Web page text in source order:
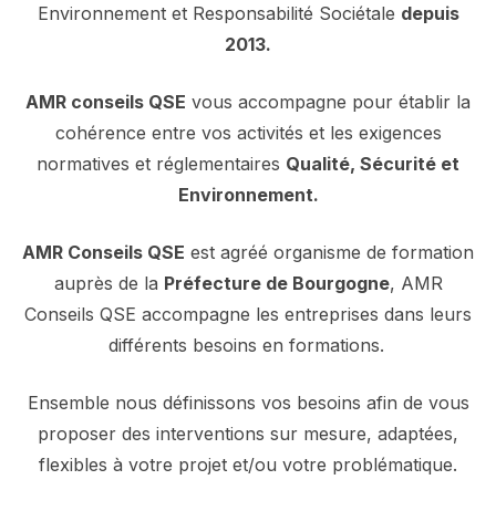
Environnement et Responsabilité Sociétale depuis
2013.
AMR conseils QSE vous accompagne pour établir la
cohérence entre vos activités et les exigences
normatives et réglementaires Qualité, Sécurité et
Environnement.
AMR Conseils QSE est agréé organisme de formation
auprès de la Préfecture de Bourgogne, AMR
Conseils QSE accompagne les entreprises dans leurs
différents besoins en formations.
Ensemble nous définissons vos besoins afin de vous
proposer des interventions sur mesure, adaptées,
flexibles à votre projet et/ou votre problématique.